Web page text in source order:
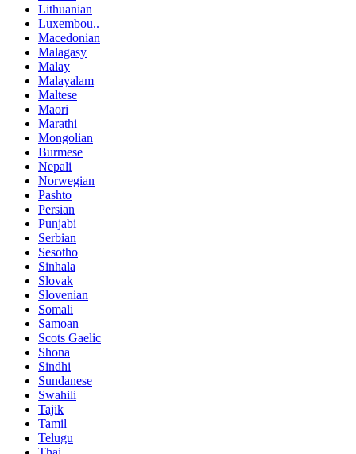
Lithuanian
Luxembou..
Macedonian
Malagasy
Malay
Malayalam
Maltese
Maori
Marathi
Mongolian
Burmese
Nepali
Norwegian
Pashto
Persian
Punjabi
Serbian
Sesotho
Sinhala
Slovak
Slovenian
Somali
Samoan
Scots Gaelic
Shona
Sindhi
Sundanese
Swahili
Tajik
Tamil
Telugu